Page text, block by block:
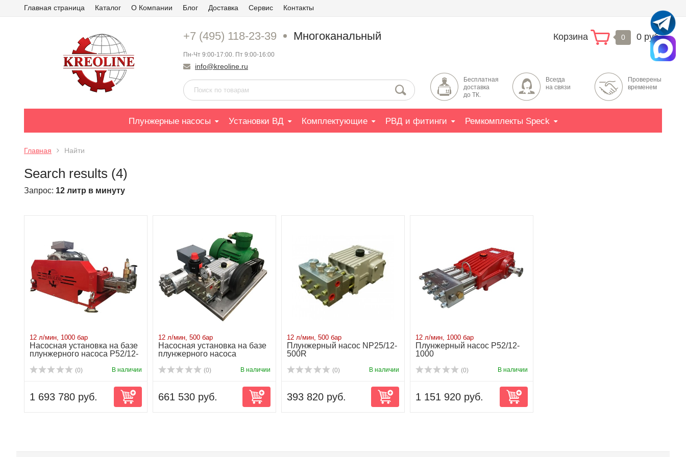
Главная страница Каталог О Компании Блог Доставка Сервис Контакты
+7 (495) 118-23-39 Многоканальный
Пн-Чт 9:00-17:00. Пт 9:00-16:00
info@kreoline.ru
Корзина 0 0 руб.
Бесплатная
доставка
до ТК.
Всегда
на связи
Проверены
временем
Плунжерные насосы Установки ВД Комплектующие РВД и фитинги Ремкомплекты Speck
Главная Найти
Search results (4)
Запрос: 12 литр в минуту
12 л/мин, 1000 бар
Насосная установка на базе
плунжерного насоса P52/12-
(0) В наличии
1 693 780 руб.
12 л/мин, 500 бар
Насосная установка на базе
плунжерного насоса
(0) В наличии
661 530 руб.
12 л/мин, 500 бар
Плунжерный насос NP25/12-
500R
(0) В наличии
393 820 руб.
12 л/мин, 1000 бар
Плунжерный насос P52/12-
1000
(0) В наличии
1 151 920 руб.